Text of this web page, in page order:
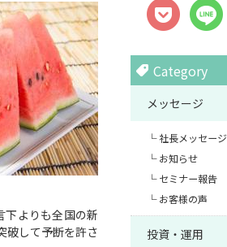
下よりも全国の新
破して予断を許さ
Category
メッセージ
社長メッセージ
お知らせ
セミナー報告
お客様の声
投資・運用